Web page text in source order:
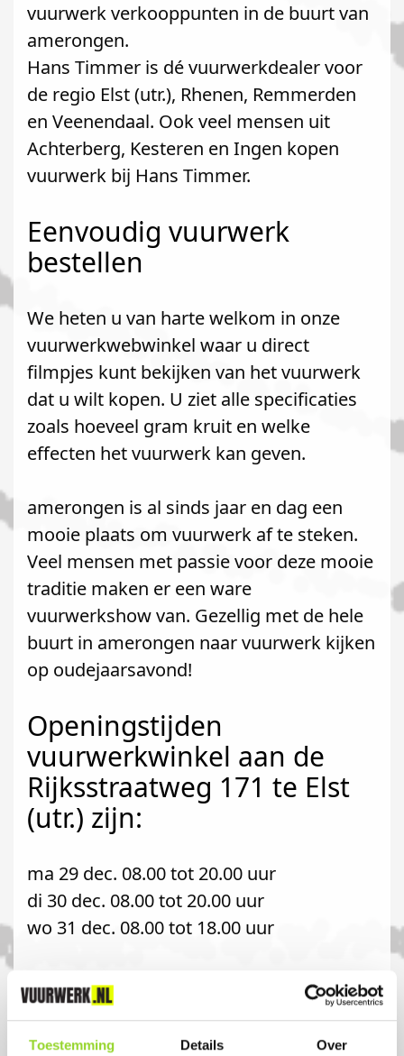
Toestemming Details Over
vuurwerk verkooppunten in de buurt van
amerongen.
Hans Timmer is dé vuurwerkdealer voor
de regio Elst (utr.), Rhenen, Remmerden
en Veenendaal. Ook veel mensen uit
Achterberg, Kesteren en Ingen kopen
vuurwerk bij Hans Timmer.
Eenvoudig vuurwerk
bestellen
We heten u van harte welkom in onze
vuurwerkwebwinkel waar u direct
filmpjes kunt bekijken van het vuurwerk
dat u wilt kopen. U ziet alle specificaties
zoals hoeveel gram kruit en welke
effecten het vuurwerk kan geven.
amerongen is al sinds jaar en dag een
mooie plaats om vuurwerk af te steken.
Veel mensen met passie voor deze mooie
traditie maken er een ware
vuurwerkshow van. Gezellig met de hele
buurt in amerongen naar vuurwerk kijken
op oudejaarsavond!
Openingstijden
vuurwerkwinkel aan de
Rijksstraatweg 171 te Elst
(utr.) zijn:
ma 29 dec. 08.00 tot 20.00 uur
di 30 dec. 08.00 tot 20.00 uur
wo 31 dec. 08.00 tot 18.00 uur
Komt u uit amerongen?
Koop uw vuurwerk dan bij Hans Timmer